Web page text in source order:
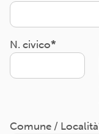
N. civico
Comune / Località